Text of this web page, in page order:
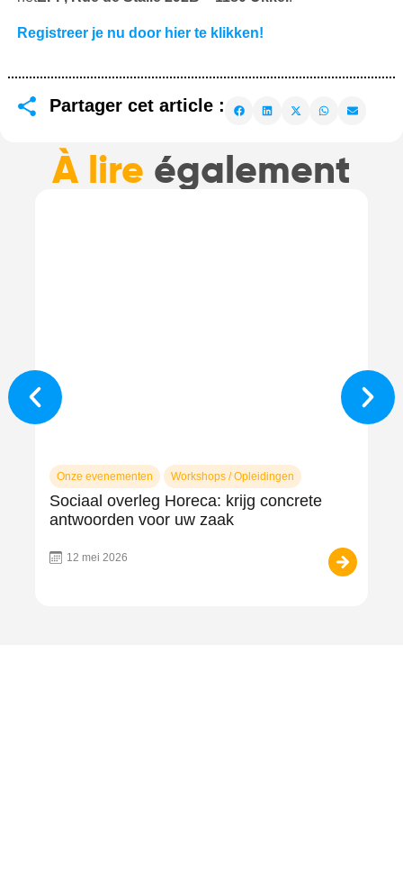
Registreer je nu door hier te klikken!
Partager cet article :
À lire également
Onze evenementen Workshops / Opleidingen
Sociaal overleg Horeca: krijg concrete
antwoorden voor uw zaak
12 mei 2026